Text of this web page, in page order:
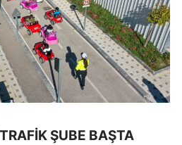
ŞUBE BAŞTA